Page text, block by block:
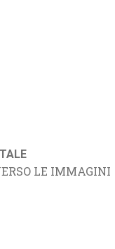
LE IMMAGINI